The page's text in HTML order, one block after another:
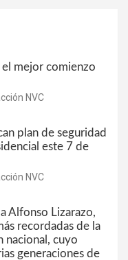
el mejor comienzo
NVC
plan de seguridad
este 7 de
NVC
Alfonso Lizarazo,
recordadas de la
nacional, cuyo
generaciones de